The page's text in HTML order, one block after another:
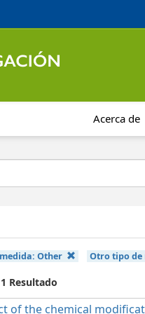
Acerca de
Other Otro tipo
Resultado
of the chemical